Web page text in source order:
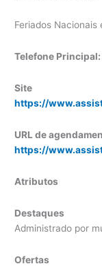
Feriados Nacionais
Telefone Principal:
Site
https://
URL de
https://
Atributos
Destaques
Administrado por
Ofertas